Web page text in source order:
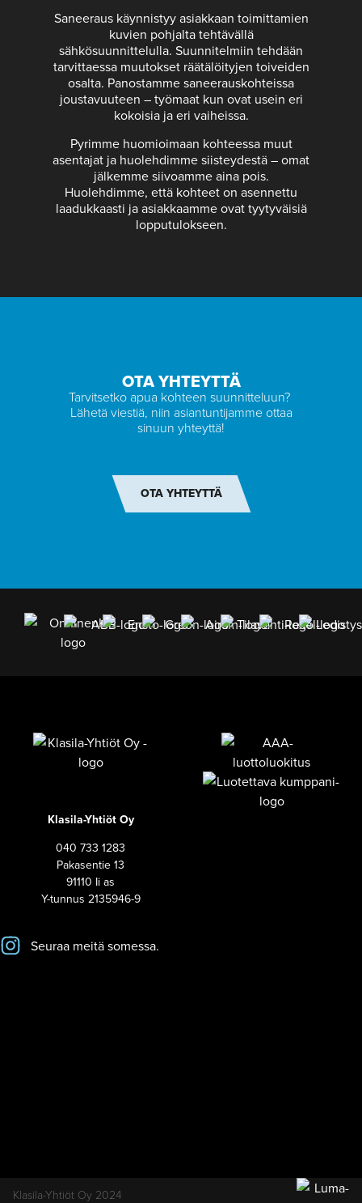
Saneeraus käynnistyy asiakkaan toimittamien
kuvien pohjalta tehtävällä
sähkösuunnittelulla. Suunnitelmiin tehdään
tarvittaessa muutokset räätälöityjen toiveiden
osalta. Panostamme saneerauskohteissa
joustavuuteen – työmaat kun ovat usein eri
kokoisia ja eri vaiheissa.
Pyrimme huomioimaan kohteessa muut
asentajat ja huolehdimme siisteydestä – omat
jälkemme siivoamme aina pois.
Huolehdimme, että kohteet on asennettu
laadukkaasti ja asiakkaamme ovat tyytyväisiä
lopputulokseen.
OTA YHTEYTTÄ
Tarvitsetko apua kohteen suunnitteluun?
Lähetä viestiä, niin asiantuntijamme ottaa
sinuun yhteyttä!
OTA YHTEYTTÄ
Klasila-Yhtiöt Oy
040 733 1283
Pakasentie 13
91110 Ii as
Y-tunnus 2135946-9
Seuraa meitä somessa.
Klasila-Yhtiöt Oy 2024